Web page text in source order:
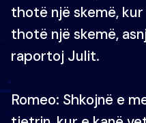
thotë një skemë,
thotë një skemë,
raportoj Julit.
Romeo: Shkojnë e